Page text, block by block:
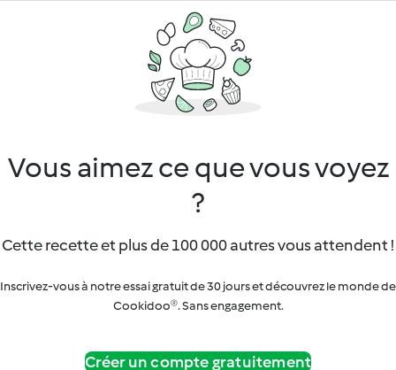
Vous aimez ce que vous voyez
?
Cette recette et plus de 100 000 autres vous attendent !
Inscrivez-vous à notre essai gratuit de 30 jours et découvrez le monde de
Cookidoo®. Sans engagement.
Créer un compte gratuitement